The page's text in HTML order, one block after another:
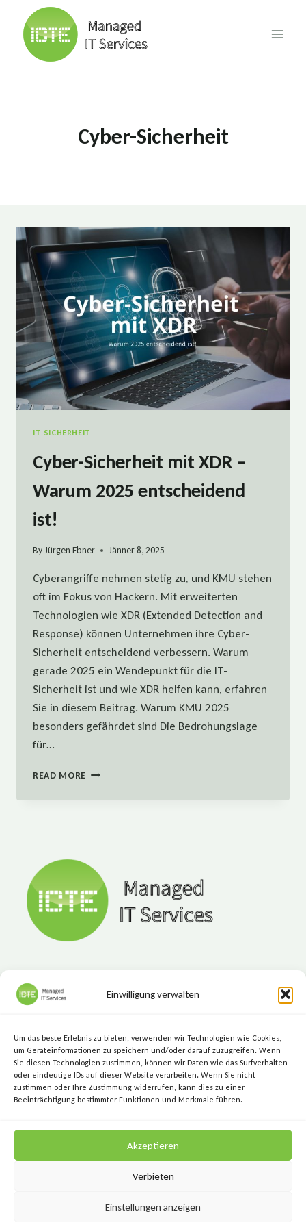
Einwilligung verwalten
Um das beste Erlebnis zu bieten, verwenden wir Technologien wie Cookies,
um Geräteinformationen zu speichern und/oder darauf zuzugreifen. Wenn
Sie diesen Technologien zustimmen, können wir Daten wie das Surfverhalten
oder eindeutige IDs auf dieser Website verarbeiten. Wenn Sie nicht
zustimmen oder Ihre Zustimmung widerrufen, kann dies zu einer
Beeinträchtigung bestimmter Funktionen und Merkmale führen.
Akzeptieren
Verbieten
Einstellungen anzeigen
content
Cyber-Sicherheit
IT SICHERHEIT
Cyber-Sicherheit mit XDR –
Warum 2025 entscheidend
ist!
ByJürgen Ebner Jänner 8, 2025
Cyberangriffe nehmen stetig zu, und KMU stehen
oft im Fokus von Hackern. Mit erweiterten
Technologien wie XDR (Extended Detection and
Response) können Unternehmen ihre Cyber-
Sicherheit entscheidend verbessern. Warum
gerade 2025 ein Wendepunkt für die IT-
Sicherheit ist und wie XDR helfen kann, erfahren
Sie in diesem Beitrag. Warum KMU 2025
besonders gefährdet sind Die Bedrohungslage
für…
READ MORE CYBER-
ENTSCHEIDEND
IST!
Marktgasse 7, 8720 Knittelfeld
+43 (3512) 209 00
info@icte.biz
KEEP IT SIMPLE.